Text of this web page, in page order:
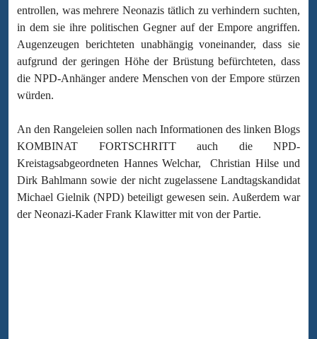
entrollen, was mehrere Neonazis tätlich zu verhindern suchten,
in dem sie ihre politischen Gegner auf der Empore angriffen.
Augenzeugen berichteten unabhängig voneinander, dass sie
aufgrund der geringen Höhe der Brüstung befürchteten, dass
die NPD-Anhänger andere Menschen von der Empore stürzen
würden.
An den Rangeleien sollen nach Informationen des linken Blogs
KOMBINAT FORTSCHRITT auch die NPD-
Kreistagsabgeordneten Hannes Welchar, Christian Hilse und
Dirk Bahlmann sowie der nicht zugelassene Landtagskandidat
Michael Gielnik (NPD) beteiligt gewesen sein. Außerdem war
der Neonazi-Kader Frank Klawitter mit von der Partie.